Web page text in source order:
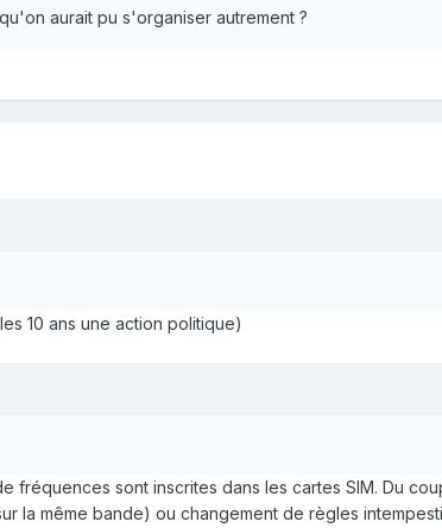
aurait pu s'organiser autrement ?
10 ans une action politique)
sont inscrites dans les cartes SIM. Du
la même bande) ou changement de règles